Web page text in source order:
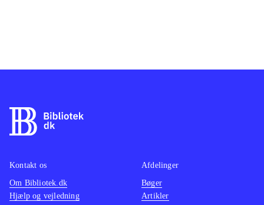
Kontakt os
Om Bibliotek.dk
Hjælp og vejledning
Afdelinger
Bøger
Artikler